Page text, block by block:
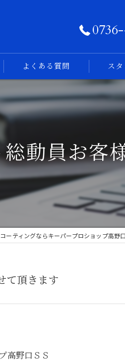
よくある質問 ス
動員お客
ーティングならキーパープロショップ高野
て頂きます
高野口ＳＳ